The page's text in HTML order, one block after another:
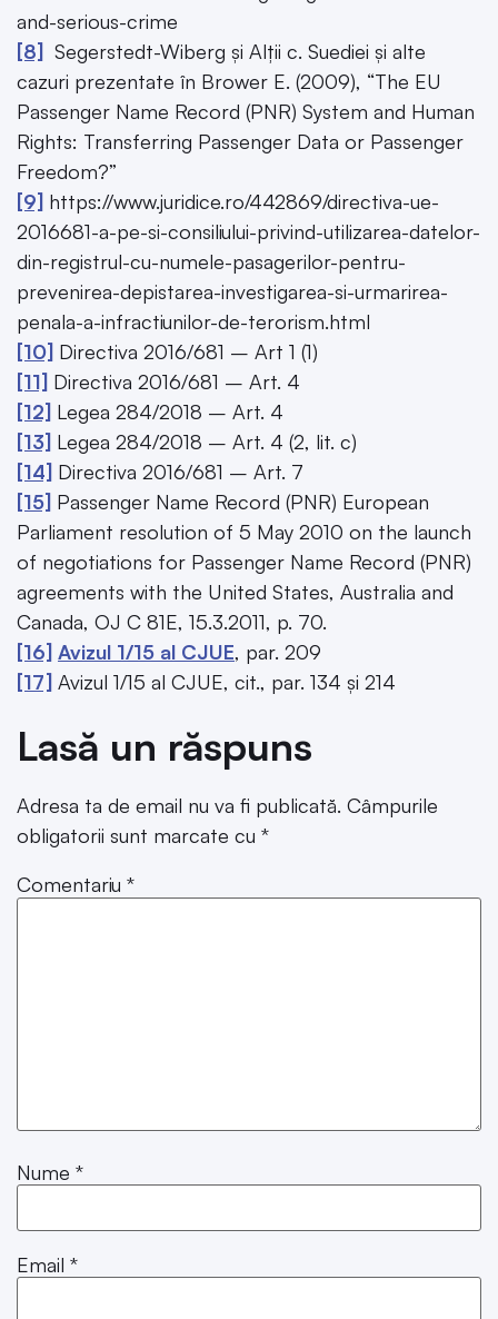
and-serious-crime
[8] Segerstedt-Wiberg și Alții c. Suediei și alte
cazuri prezentate în Brower E. (2009), “The EU
Passenger Name Record (PNR) System and Human
Rights: Transferring Passenger Data or Passenger
Freedom?”
[9] https://www.juridice.ro/442869/directiva-ue-
2016681-a-pe-si-consiliului-privind-utilizarea-datelor-
din-registrul-cu-numele-pasagerilor-pentru-
prevenirea-depistarea-investigarea-si-urmarirea-
penala-a-infractiunilor-de-terorism.html
[10] Directiva 2016/681 – Art 1 (1)
[11] Directiva 2016/681 – Art. 4
[12] Legea 284/2018 – Art. 4
[13] Legea 284/2018 – Art. 4 (2, lit. c)
[14] Directiva 2016/681 – Art. 7
[15] Passenger Name Record (PNR) European
Parliament resolution of 5 May 2010 on the launch
of negotiations for Passenger Name Record (PNR)
agreements with the United States, Australia and
Canada, OJ C 81E, 15.3.2011, p. 70.
[16] Avizul 1/15 al CJUE, par. 209
[17] Avizul 1/15 al CJUE, cit., par. 134 și 214
Lasă un răspuns
Adresa ta de email nu va fi publicată. Câmpurile
obligatorii sunt marcate cu *
Comentariu *
Nume *
Email *